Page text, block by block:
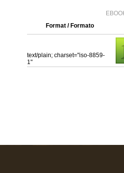
Format / Formato
text/plain; charset="iso-8859-
1"